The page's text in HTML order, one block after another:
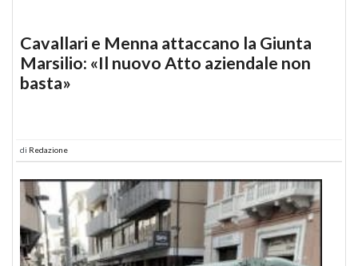
Cavallari e Menna attaccano la Giunta
Marsilio: «Il nuovo Atto aziendale non
basta»
di Redazione